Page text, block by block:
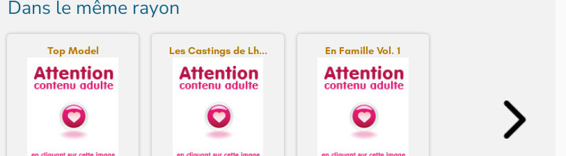
Dans le même rayon
Top Model Les Castings de Lh... En Famille Vol. 1